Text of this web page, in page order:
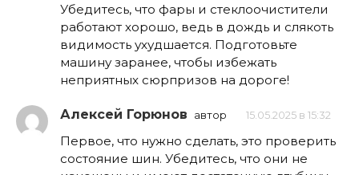
Убедитесь, что фары и стеклоочистители
работают хорошо, ведь в дождь и слякоть
видимость ухудшается. Подготовьте
машину заранее, чтобы избежать
неприятных сюрпризов на дороге!
Алексей Горюнов автор 15.05.2025 в 15:32
Первое, что нужно сделать, это проверить
состояние шин. Убедитесь, что они не